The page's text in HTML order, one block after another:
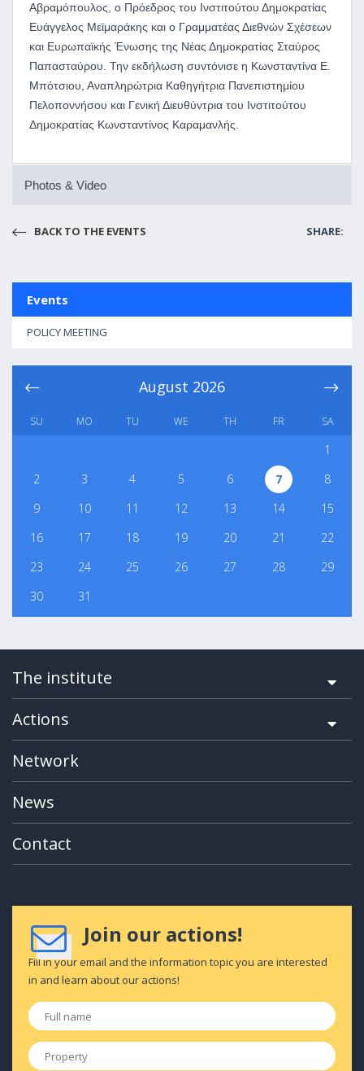
Αβραμόπουλος, ο Πρόεδρος του Ινστιτούτου Δημοκρατίας
Ευάγγελος Μεϊμαράκης και ο Γραμματέας Διεθνών Σχέσεων
και Ευρωπαϊκής Ένωσης της Νέας Δημοκρατίας Σταύρος
Παπασταύρου. Την εκδήλωση συντόνισε η Κωνσταντίνα Ε.
Μπότσιου, Αναπληρώτρια Καθηγήτρια Πανεπιστημίου
Πελοποννήσου και Γενική Διευθύντρια του Ινστιτούτου
Δημοκρατίας Κωνσταντίνος Καραμανλής.
Photos & Video
BACK TO THE EVENTS SHARE:
Events
POLICY MEETING
August 2026
SU MO TU WE TH FR SA
1
2
3 4 5 6 7
8
9
10 11 12 13 14
15
16
17 18 19 20 21
22
23
24 25 26 27 28
29
30
31
The institute
Actions
Network
News
Contact
Join our actions!
Fill in your email and the information topic you are interested
in and learn about our actions!
Full
name
*
Property